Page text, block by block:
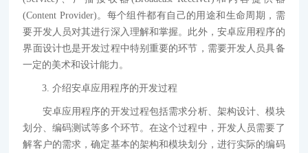
(Content Provider)。每个组件都有自己的用途和生命周期，需
要开发人员对其进行深入理解和掌握。此外，安卓应用程序的
界面设计也是开发过程中特别重要的环节，需要开发人员具备
一定的美术和设计能力。
3. 介绍安卓应用程序的开发过程
安卓应用程序的开发过程包括需求分析、架构设计、模块
划分、编码测试等多个环节。在这个过程中，开发人员需要了
解客户的需求，确定基本的架构和模块划分，进行实际的编码